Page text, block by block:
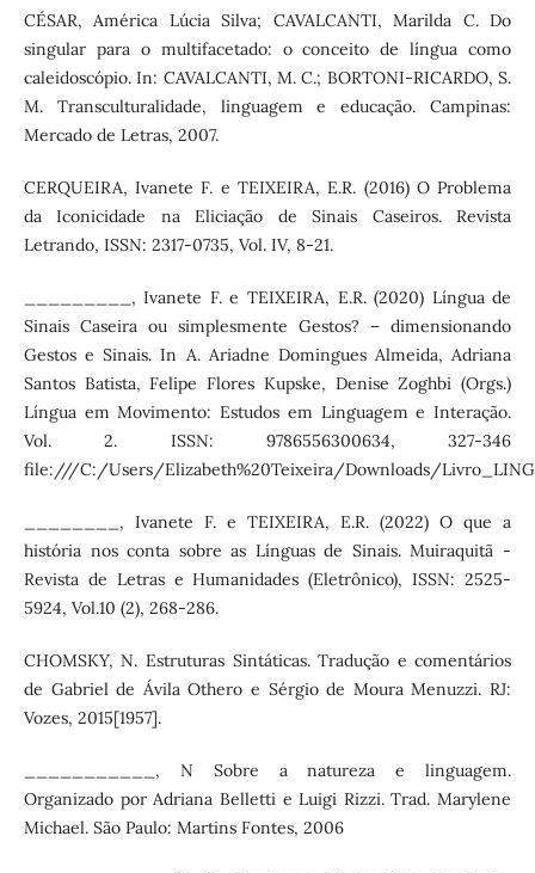
CÉSAR, América Lúcia Silva; CAVALCANTI, Marilda C. Do
singular para o multifacetado: o conceito de língua como
caleidoscópio. In: CAVALCANTI, M. C.; BORTONI-RICARDO, S.
M. Transculturalidade, linguagem e educação. Campinas:
Mercado de Letras, 2007.
CERQUEIRA, Ivanete F. e TEIXEIRA, E.R. (2016) O Problema
da Iconicidade na Eliciação de Sinais Caseiros. Revista
Letrando, ISSN: 2317-0735, Vol. IV, 8-21.
_________, Ivanete F. e TEIXEIRA, E.R. (2020) Língua de
Sinais Caseira ou simplesmente Gestos? – dimensionando
Gestos e Sinais. In A. Ariadne Domingues Almeida, Adriana
Santos Batista, Felipe Flores Kupske, Denise Zoghbi (Orgs.)
Língua em Movimento: Estudos em Linguagem e Interação.
Vol. 2. ISSN: 9786556300634, 327-346
file:///C:/Users/Elizabeth%20Teixeira/Downloads/
________, Ivanete F. e TEIXEIRA, E.R. (2022) O que a
história nos conta sobre as Línguas de Sinais. Muiraquitã -
Revista de Letras e Humanidades (Eletrônico), ISSN: 2525-
5924, Vol.10 (2), 268-286.
CHOMSKY, N. Estruturas Sintáticas. Tradução e comentários
de Gabriel de Ávila Othero e Sérgio de Moura Menuzzi. RJ:
Vozes, 2015[1957].
___________, N Sobre a natureza e linguagem.
Organizado por Adriana Belletti e Luigi Rizzi. Trad. Marylene
Michael. São Paulo: Martins Fontes, 2006